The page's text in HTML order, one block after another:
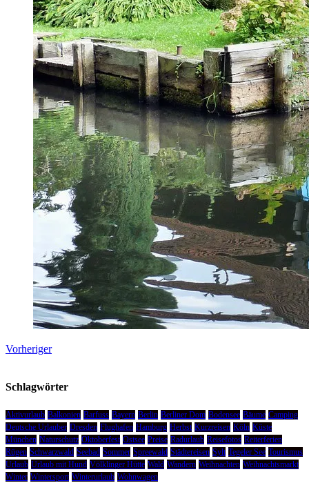
Vorheriger
Schlagwörter
Aktivurlaub Balkonien Barfuss Bayern Berlin Berliner Dom Bodensee Bäume Camping
Deutsche Urlauber Dresden Flughafen Hamburg Herbst Kurzreisen Köln Küste
München Naturschutz Oktoberfest Ostsee Preise Radurlaub Reisefotos Reiterferien
Rügen Schwarzwald Seebad Sommer Spreewald Städtereisen Sylt Tegeler See Tourismus
Urlaub Urlaub mit Hund Völklinger Hütte Wald Wandern Weihnachten Weihnachtsmarkt
Winter Wintersport Winterurlaub Wohnwagen